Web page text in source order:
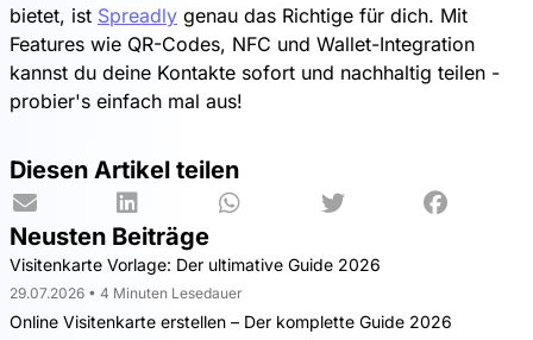
bietet, ist Spreadly genau das Richtige für dich. Mit
Features wie QR-Codes, NFC und Wallet-Integration
kannst du deine Kontakte sofort und nachhaltig teilen -
probier's einfach mal aus!
Diesen Artikel teilen
Neusten Beiträge
Visitenkarte Vorlage: Der ultimative Guide 2026
29.07.2026 • 4 Minuten Lesedauer
Online Visitenkarte erstellen – Der komplette Guide 2026